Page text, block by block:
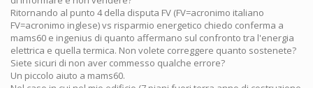
Ritornando al punto 4 della disputa FV (FV=acronimo italiano
FV=acronimo inglese) vs risparmio energetico chiedo conferma a
mams60 e ingenius di quanto affermano sul confronto tra l'energia
elettrica e quella termica. Non volete correggere quanto sostenete?
Siete sicuri di non aver commesso qualche errore?
Un piccolo aiuto a mams60.